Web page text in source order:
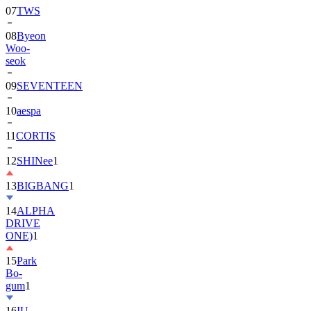
07TWS
08Byeon
Woo-
seok
09SEVENTEEN
10aespa
11CORTIS
12SHINee1
13BIGBANG1
14ALPHA
DRIVE
ONE)1
15Park
Bo-
gum1